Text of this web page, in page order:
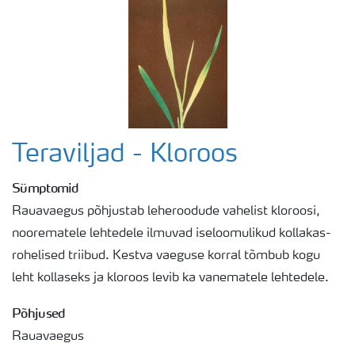
Teraviljad - Kloroos
Sümptomid
Rauavaegus põhjustab leheroodude vahelist kloroosi,
noorematele lehtedele ilmuvad iseloomulikud kollakas-
rohelised triibud. Kestva vaeguse korral tõmbub kogu
leht kollaseks ja kloroos levib ka vanematele lehtedele.
Põhjused
Rauavaegus